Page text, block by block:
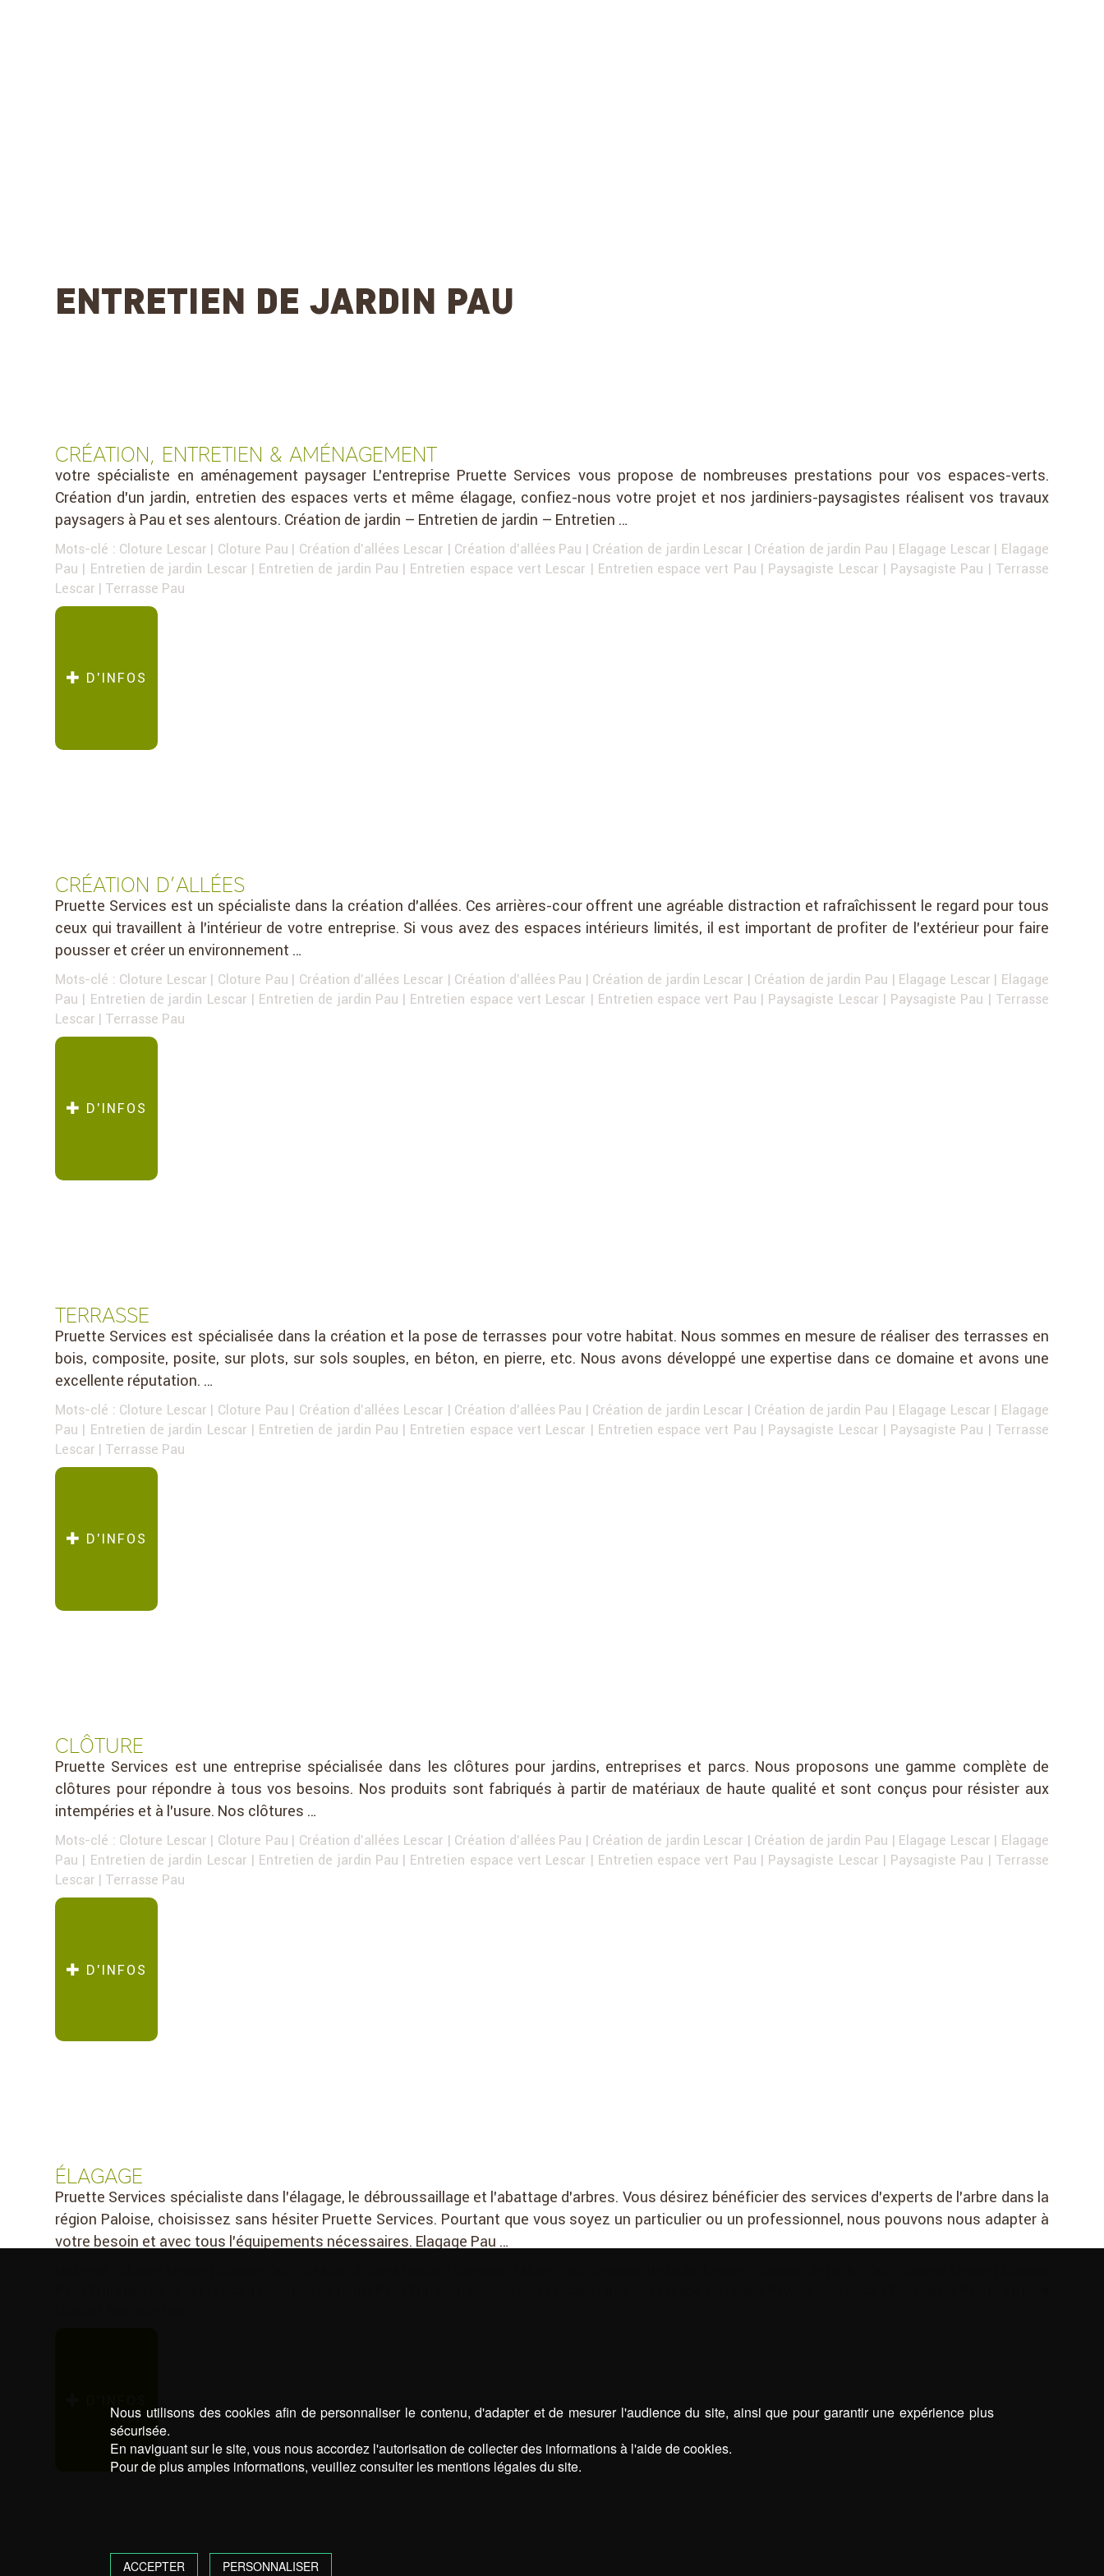
ENTRETIEN DE JARDIN PAU
CRÉATION, ENTRETIEN & AMÉNAGEMENT
votre spécialiste en aménagement paysager L’entreprise Pruette Services vous propose de nombreuses prestations pour vos espaces-verts.
Création d’un jardin, entretien des espaces verts et même élagage, confiez-nous votre projet et nos jardiniers-paysagistes réalisent vos travaux
paysagers à Pau et ses alentours. Création de jardin – Entretien de jardin – Entretien …
Mots-clé : Cloture Lescar | Cloture Pau | Création d'allées Lescar | Création d'allées Pau | Création de jardin Lescar | Création de jardin Pau | Elagage Lescar | Elagage
Pau | Entretien de jardin Lescar | Entretien de jardin Pau | Entretien espace vert Lescar | Entretien espace vert Pau | Paysagiste Lescar | Paysagiste Pau | Terrasse
Lescar | Terrasse Pau
D’INFOS
CRÉATION D’ALLÉES
Pruette Services est un spécialiste dans la création d’allées. Ces arrières-cour offrent une agréable distraction et rafraîchissent le regard pour tous
ceux qui travaillent à l’intérieur de votre entreprise. Si vous avez des espaces intérieurs limités, il est important de profiter de l’extérieur pour faire
pousser et créer un environnement …
Mots-clé : Cloture Lescar | Cloture Pau | Création d'allées Lescar | Création d'allées Pau | Création de jardin Lescar | Création de jardin Pau | Elagage Lescar | Elagage
Pau | Entretien de jardin Lescar | Entretien de jardin Pau | Entretien espace vert Lescar | Entretien espace vert Pau | Paysagiste Lescar | Paysagiste Pau | Terrasse
Lescar | Terrasse Pau
D’INFOS
TERRASSE
Pruette Services est spécialisée dans la création et la pose de terrasses pour votre habitat. Nous sommes en mesure de réaliser des terrasses en
bois, composite, posite, sur plots, sur sols souples, en béton, en pierre, etc. Nous avons développé une expertise dans ce domaine et avons une
excellente réputation. …
Mots-clé : Cloture Lescar | Cloture Pau | Création d'allées Lescar | Création d'allées Pau | Création de jardin Lescar | Création de jardin Pau | Elagage Lescar | Elagage
Pau | Entretien de jardin Lescar | Entretien de jardin Pau | Entretien espace vert Lescar | Entretien espace vert Pau | Paysagiste Lescar | Paysagiste Pau | Terrasse
Lescar | Terrasse Pau
D’INFOS
CLÔTURE
Pruette Services est une entreprise spécialisée dans les clôtures pour jardins, entreprises et parcs. Nous proposons une gamme complète de
clôtures pour répondre à tous vos besoins. Nos produits sont fabriqués à partir de matériaux de haute qualité et sont conçus pour résister aux
intempéries et à l’usure. Nos clôtures …
Mots-clé : Cloture Lescar | Cloture Pau | Création d'allées Lescar | Création d'allées Pau | Création de jardin Lescar | Création de jardin Pau | Elagage Lescar | Elagage
Pau | Entretien de jardin Lescar | Entretien de jardin Pau | Entretien espace vert Lescar | Entretien espace vert Pau | Paysagiste Lescar | Paysagiste Pau | Terrasse
Lescar | Terrasse Pau
D’INFOS
ÉLAGAGE
Pruette Services spécialiste dans l’élagage, le débroussaillage et l’abattage d’arbres. Vous désirez bénéficier des services d’experts de l’arbre dans la
région Paloise, choisissez sans hésiter Pruette Services. Pourtant que vous soyez un particulier ou un professionnel, nous pouvons nous adapter à
votre besoin et avec tous l’équipements nécessaires. Elagage Pau …
Nous utilisons des cookies afin de personnaliser le contenu, d'adapter et de mesurer l'audience du site, ainsi que pour garantir une expérience plus
sécurisée.
En naviguant sur le site, vous nous accordez l'autorisation de collecter des informations à l'aide de cookies.
Pour de plus amples informations, veuillez consulter les mentions légales du site.
ACCEPTER PERSONNALISER